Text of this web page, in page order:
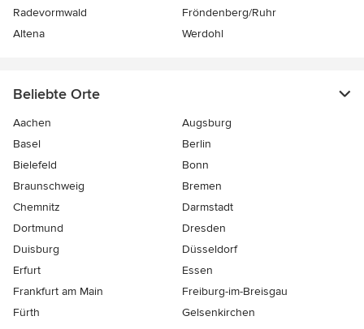
Radevormwald
Fröndenberg/Ruhr
Altena
Werdohl
Beliebte Orte
Aachen
Augsburg
Basel
Berlin
Bielefeld
Bonn
Braunschweig
Bremen
Chemnitz
Darmstadt
Dortmund
Dresden
Duisburg
Düsseldorf
Erfurt
Essen
Frankfurt am Main
Freiburg-im-Breisgau
Fürth
Gelsenkirchen